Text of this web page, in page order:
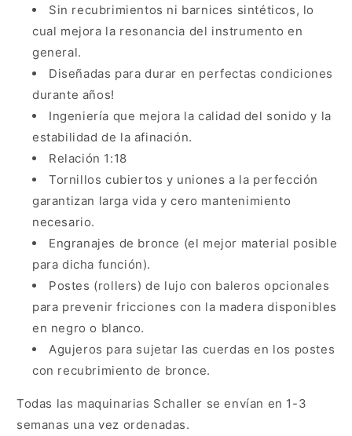
Sin recubrimientos ni barnices sintéticos, lo
cual mejora la resonancia del instrumento en
general.
Diseñadas para durar en perfectas condiciones
durante años!
Ingeniería que mejora la calidad del sonido y la
estabilidad de la afinación.
Relación 1:18
Tornillos cubiertos y uniones a la perfección
garantizan larga vida y cero mantenimiento
necesario.
Engranajes de bronce (el mejor material posible
para dicha función).
Postes (rollers) de lujo con baleros opcionales
para prevenir fricciones con la madera disponibles
en negro o blanco.
Agujeros para sujetar las cuerdas en los postes
con recubrimiento de bronce.
Todas las maquinarias Schaller se envían en 1-3
semanas una vez ordenadas.